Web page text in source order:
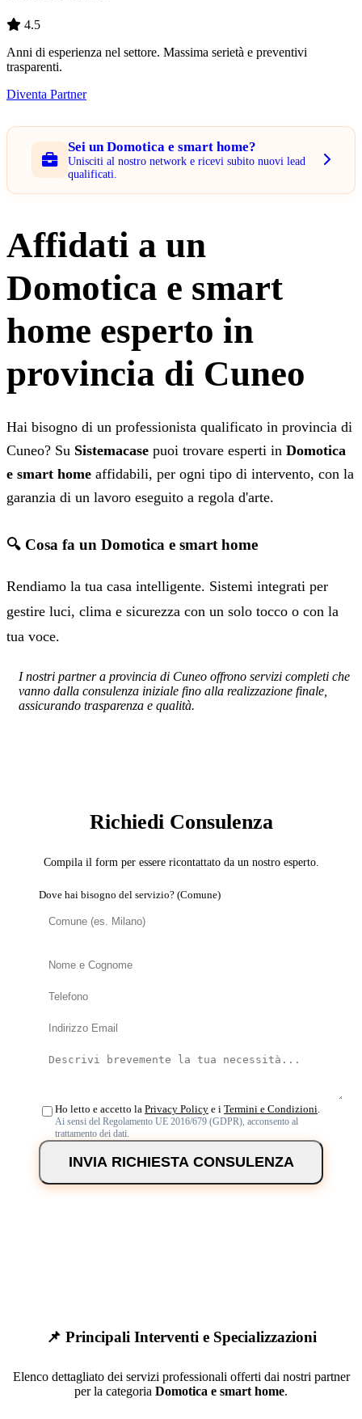
4.5
Anni di esperienza nel settore. Massima serietà e preventivi
trasparenti.
Diventa Partner
Sei un Domotica e smart home?
Unisciti al nostro network e ricevi subito nuovi lead
qualificati.
Affidati a un
Domotica e smart
home esperto in
provincia di Cuneo
Hai bisogno di un professionista qualificato in provincia di
Cuneo? Su Sistemacase puoi trovare esperti in Domotica
e smart home affidabili, per ogni tipo di intervento, con la
garanzia di un lavoro eseguito a regola d'arte.
🔍 Cosa fa un Domotica e smart home
Rendiamo la tua casa intelligente. Sistemi integrati per
gestire luci, clima e sicurezza con un solo tocco o con la
tua voce.
I nostri partner a provincia di Cuneo offrono servizi completi che
vanno dalla consulenza iniziale fino alla realizzazione finale,
assicurando trasparenza e qualità.
Richiedi Consulenza
Compila il form per essere ricontattato da un nostro esperto.
Dove hai bisogno del servizio? (Comune)
Ho letto e accetto la Privacy Policy e i Termini e Condizioni
Ai sensi del Regolamento UE 2016/679 (GDPR), acconsento al
trattamento dei dati.
INVIA RICHIESTA CONSULENZA
📌 Principali Interventi e Specializzazioni
Elenco dettagliato dei servizi professionali offerti dai nostri partner
per la categoria Domotica e smart home.